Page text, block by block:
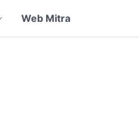
Web Mitra